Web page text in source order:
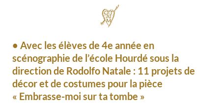
• Avec les élèves de 4e année en
scénographie de l’école Hourdé sous la
direction de Rodolfo Natale : 11 projets de
décor et de costumes pour la pièce
« Embrasse-moi sur ta tombe »